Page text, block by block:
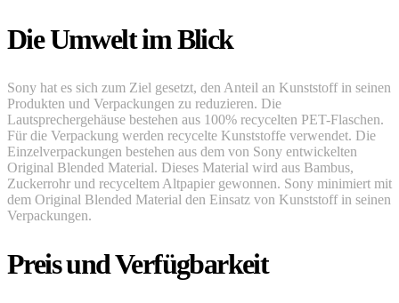
Die Umwelt im Blick
Sony hat es sich zum Ziel gesetzt, den Anteil an Kunststoff in seinen
Produkten und Verpackungen zu reduzieren. Die
Lautsprechergehäuse bestehen aus 100% recycelten PET-Flaschen.
Für die Verpackung werden recycelte Kunststoffe verwendet. Die
Einzelverpackungen bestehen aus dem von Sony entwickelten
Original Blended Material. Dieses Material wird aus Bambus,
Zuckerrohr und recyceltem Altpapier gewonnen. Sony minimiert mit
dem Original Blended Material den Einsatz von Kunststoff in seinen
Verpackungen.
Preis und Verfügbarkeit